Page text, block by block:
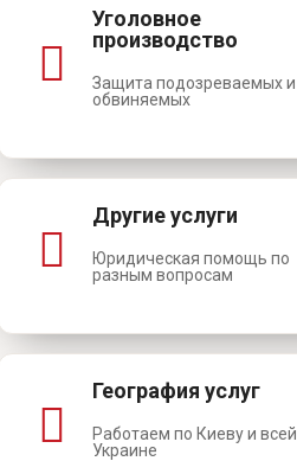
Уголовное
производство
Защита подозреваемых и
обвиняемых
Другие услуги
Юридическая помощь по
разным вопросам
География услуг
Работаем по Киеву и всей
Украине